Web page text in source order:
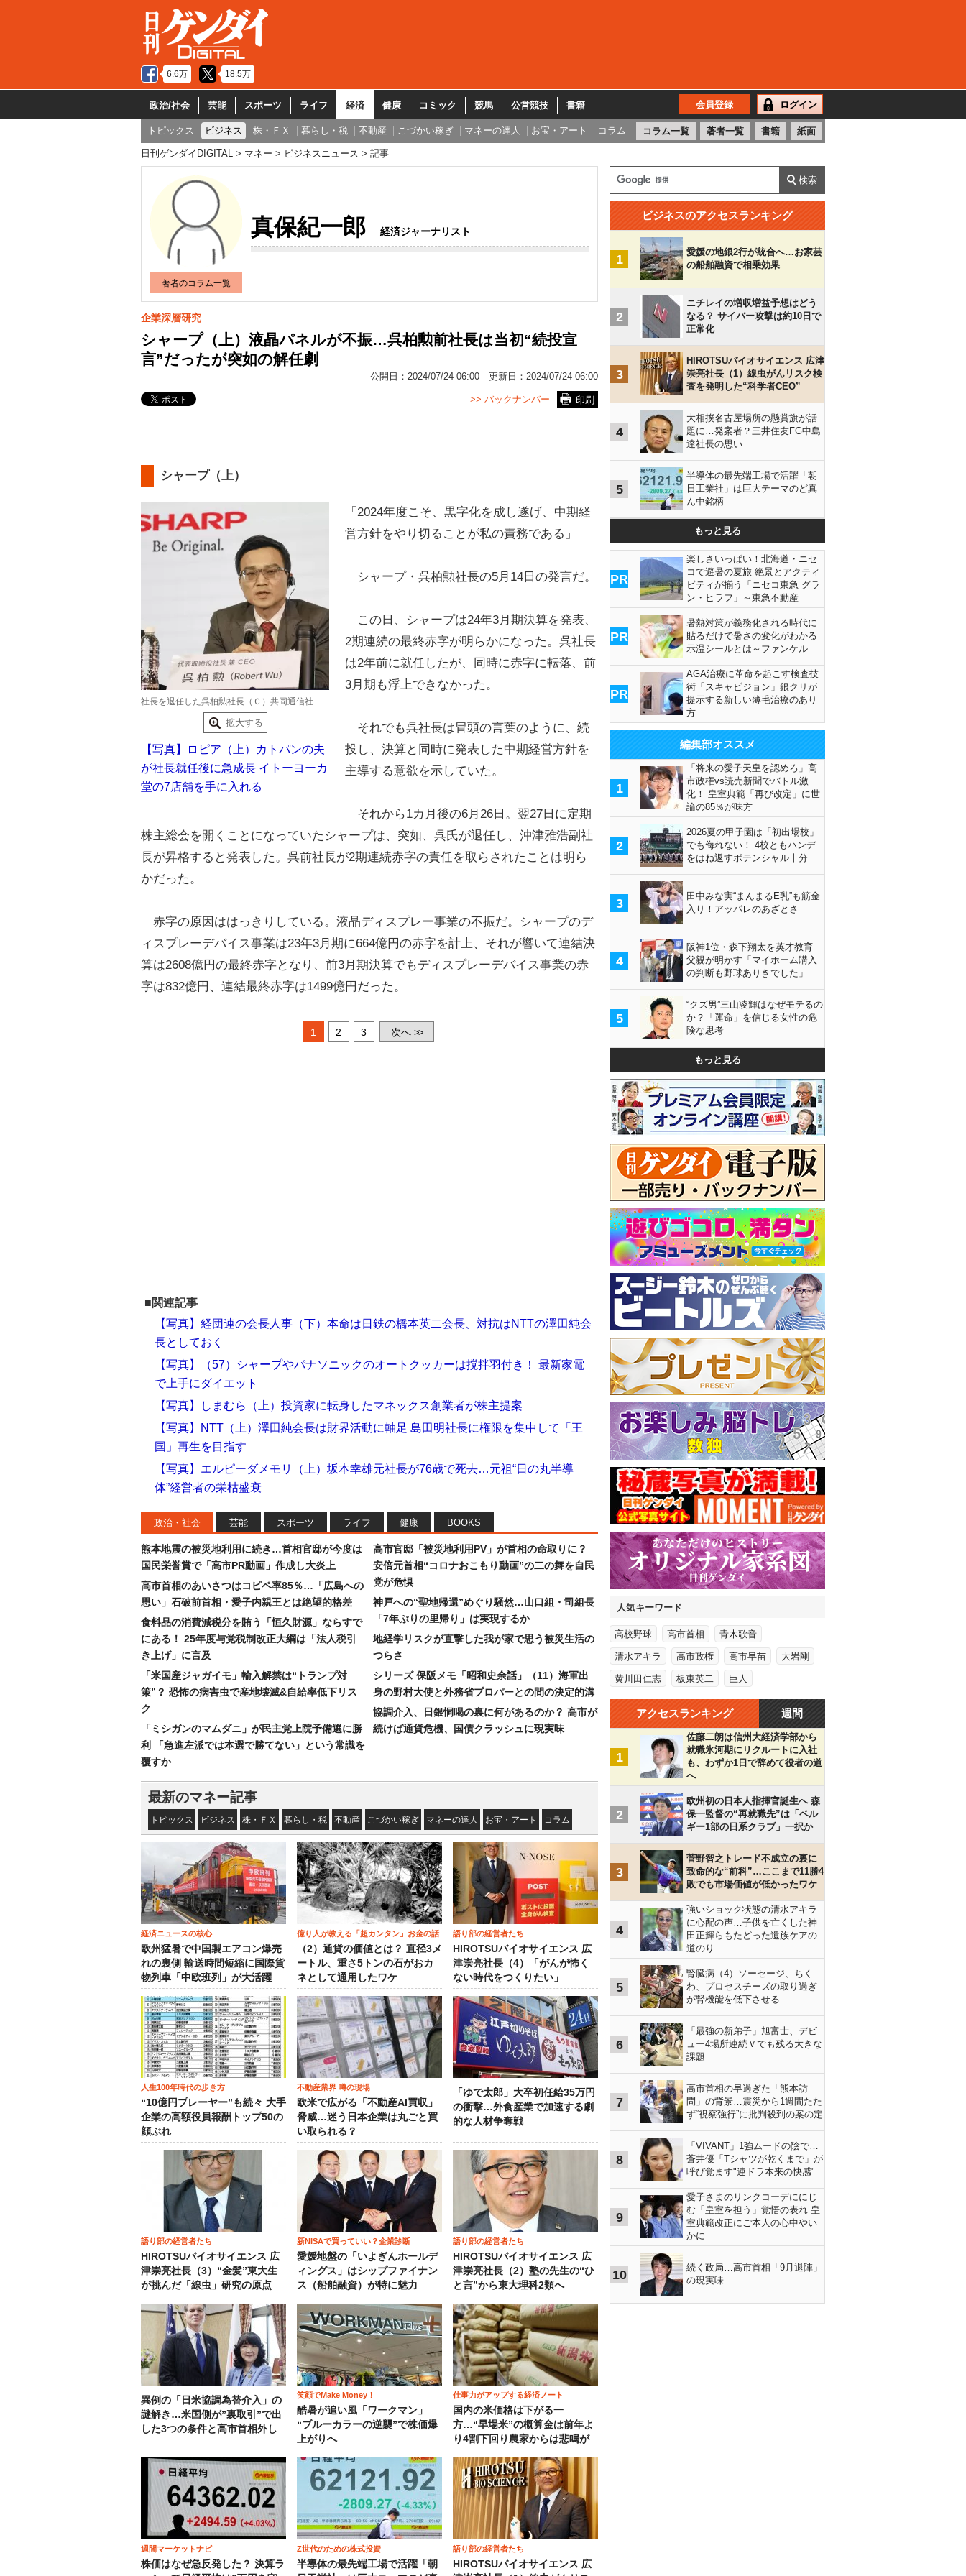
6.6万 18.5万
政治/社会 芸能 スポーツ ライフ 経済 健康 コミック 競馬 公営競技 書籍 会員登録 ログイン
トピックス ビジネス 株・ＦＸ 暮らし・税 不動産 こづかい稼ぎ マネーの達人 お宝・アート コラム コラム一覧 著者一覧 書籍 紙面
日刊ゲンダイDIGITAL マネー ビジネスニュース 記事
著者のコラム一覧
真保紀一郎 経済ジャーナリスト
企業深層研究
シャープ（上）液晶パネルが不振…呉柏勲前社長は当初“続投宣
言”だったが突如の解任劇
公開日： 2024/07/24 06:00 更新日： 2024/07/24 06:00
印刷
>> バックナンバー
シャープ（上）
社長を退任した呉柏勲社長（Ｃ）共同通信社
拡大する
【写真】ロピア（上）カトパンの夫
が社長就任後に急成長 イトーヨーカ
堂の7店舗を手に入れる
「2024年度こそ、黒字化を成し遂げ、中期経
営方針をやり切ることが私の責務である」
シャープ・呉柏勲社長の5月14日の発言だ。
この日、シャープは24年3月期決算を発表、
2期連続の最終赤字が明らかになった。呉社長
は2年前に就任したが、同時に赤字に転落、前
3月期も浮上できなかった。
それでも呉社長は冒頭の言葉のように、続
投し、決算と同時に発表した中期経営方針を
主導する意欲を示していた。
それから1カ月後の6月26日。翌27日に定期
株主総会を開くことになっていたシャープは、突如、呉氏が退任し、沖津雅浩副社
長が昇格すると発表した。呉前社長が2期連続赤字の責任を取らされたことは明ら
かだった。
赤字の原因ははっきりしている。液晶ディスプレー事業の不振だ。シャープのデ
ィスプレーデバイス事業は23年3月期に664億円の赤字を計上、それが響いて連結決
算は2608億円の最終赤字となり、前3月期決算でもディスプレーデバイス事業の赤
字は832億円、連結最終赤字は1499億円だった。
1 2 3 次へ >>
■関連記事
【写真】経団連の会長人事（下）本命は日鉄の橋本英二会長、対抗はNTTの澤田純会
長としておく
【写真】（57）シャープやパナソニックのオートクッカーは撹拌羽付き！ 最新家電
で上手にダイエット
【写真】しまむら（上）投資家に転身したマネックス創業者が株主提案
【写真】NTT（上）澤田純会長は財界活動に軸足 島田明社長に権限を集中して「王
国」再生を目指す
【写真】エルピーダメモリ（上）坂本幸雄元社長が76歳で死去…元祖“日の丸半導
体”経営者の栄枯盛衰
政治・社会 芸能 スポーツ ライフ 健康 BOOKS
熊本地震の被災地利用に続き…首相官邸が今度は
国民栄誉賞で「高市PR動画」作成し大炎上
高市首相のあいさつはコピペ率85％…「広島への
思い」石破前首相・愛子内親王とは絶望的格差
食料品の消費減税分を賄う「恒久財源」ならすで
にある！ 25年度与党税制改正大綱は「法人税引
き上げ」に言及
「米国産ジャガイモ」輸入解禁は“トランプ対
策”？ 恐怖の病害虫で産地壊滅&自給率低下リス
ク
「ミシガンのマムダニ」が民主党上院予備選に勝
利 「急進左派では本選で勝てない」という常識を
覆すか
高市官邸「被災地利用PV」が首相の命取りに？
安倍元首相“コロナおこもり動画”の二の舞を自民
党が危惧
神戸への“聖地帰還”めぐり騒然…山口組・司組長
「7年ぶりの里帰り」は実現するか
地経学リスクが直撃した我が家で思う被災生活の
つらさ
シリーズ 保阪メモ「昭和史余話」（11）海軍出
身の野村大使と外務省プロパーとの間の決定的溝
協調介入、日銀恫喝の裏に何があるのか？ 高市が
続けば通貨危機、国債クラッシュに現実味
最新のマネー記事
トピックス ビジネス 株・ＦＸ 暮らし・税 不動産 こづかい稼ぎ マネーの達人 お宝・アート コラム
経済ニュースの核心
欧州猛暑で中国製エアコン爆売
れの裏側 輸送時間短縮に国際貨
物列車「中欧班列」が大活躍
億り人が教える「超カンタン」お金の話
（2）通貨の価値とは？ 直径3メ
ートル、重さ5トンの石がおカ
ネとして通用したワケ
語り部の経営者たち
HIROTSUバイオサイエンス 広
津崇亮社長（4）「がんが怖く
ない時代をつくりたい」
人生100年時代の歩き方
“10億円プレーヤー”も続々 大手
企業の高額役員報酬トップ50の
顔ぶれ
不動産業界 噂の現場
欧米で広がる「不動産AI買収」
脅威…迷う日本企業は丸ごと買
い取られる？
「ゆで太郎」大卒初任給35万円
の衝撃…外食産業で加速する劇
的な人材争奪戦
語り部の経営者たち
HIROTSUバイオサイエンス 広
津崇亮社長（3）“金髪”東大生
が挑んだ「線虫」研究の原点
新NISAで買っていい？企業診断
愛媛地盤の「いよぎんホールデ
ィングス」はシップファイナン
ス（船舶融資）が特に魅力
語り部の経営者たち
HIROTSUバイオサイエンス 広
津崇亮社長（2）塾の先生の“ひ
と言”から東大理科2類へ
異例の「日米協調為替介入」の
謎解き…米国側が”裏取引”で出
した3つの条件と高市首相外し
笑顔でMake Money！
酷暑が追い風「ワークマン」
“ブルーカラーの逆襲”で株価爆
上がりへ
仕事力がアップする経済ノート
国内の米価格は下がる一
方…“早場米”の概算金は前年よ
り4割下回り農家からは悲鳴が
週間マーケットナビ
株価はなぜ急反発した？ 決算ラ
Z世代のための株式投資
半導体の最先端工場で活躍「朝
語り部の経営者たち
HIROTSUバイオサイエンス 広
ビジネスのアクセスランキング
1
愛媛の地銀2行が統合へ…お家芸
の船舶融資で相乗効果
2
ニチレイの増収増益予想はどう
なる？ サイバー攻撃は約10日で
正常化
3
HIROTSUバイオサイエンス 広津
崇亮社長（1）線虫がんリスク検
査を発明した“科学者CEO”
4
大相撲名古屋場所の懸賞旗が話
題に…発案者？三井住友FG中島
達社長の思い
5
半導体の最先端工場で活躍「朝
日工業社」は巨大テーマのど真
ん中銘柄
もっと見る
PR
楽しさいっぱい！北海道・ニセ
コで避暑の夏旅 絶景とアクティ
ビティが揃う「ニセコ東急 グラ
ン・ヒラフ」～東急不動産
PR
暑熱対策が義務化される時代に
貼るだけで暑さの変化がわかる
示温シールとは～ファンケル
PR
AGA治療に革命を起こす検査技
術「スキャビジョン」銀クリが
提示する新しい薄毛治療のあり
方
編集部オススメ
1
「将来の愛子天皇を認めろ」高
市政権vs読売新聞でバトル激
化！ 皇室典範「再び改定」に世
論の85％が味方
2
2026夏の甲子園は「初出場校」
でも侮れない！ 4校ともハンデ
をはね返すポテンシャル十分
3
田中みな実“まんまるE乳”も筋金
入り！アッパレのあざとさ
4
阪神1位・森下翔太を英才教育
父親が明かす「マイホーム購入
の判断も野球ありきでした」
5
“クズ男”三山凌輝はなぜモテるの
か？「運命」を信じる女性の危
険な思考
もっと見る
人気キーワード
高校野球 高市首相 青木歌音
清水アキラ 高市政権 高市早苗 大岩剛
黄川田仁志 板東英二 巨人
アクセスランキング 週間
1
佐藤二朗は信州大経済学部から
就職氷河期にリクルートに入社
も、わずか1日で辞めて役者の道
へ
2
欧州初の日本人指揮官誕生へ 森
保一監督の“再就職先”は「ベル
ギー1部の日系クラブ」一択か
3
菅野智之トレード不成立の裏に
致命的な“前科”…ここまで11勝4
敗でも市場価値が低かったワケ
4
強いショック状態の清水アキラ
に心配の声…子供を亡くした神
田正輝らもたどった遺族ケアの
道のり
5
腎臓病（4）ソーセージ、ちく
わ、プロセスチーズの取り過ぎ
が腎機能を低下させる
6
「最強の新弟子」旭富士、デビ
ュー4場所連続Ｖでも残る大きな
課題
7
高市首相の早過ぎた「熊本訪
問」の背景…震災から1週間たた
ず“視察強行”に批判殺到の案の定
8
「VIVANT」1強ムードの陰で…
蒼井優「Tシャツが乾くまで」が
呼び覚ます"連ドラ本来の快感"
9
愛子さまのリンクコーデににじ
む「皇室を担う」覚悟の表れ 皇
室典範改正にご本人の心中やい
かに
10
続く政局…高市首相「9月退陣」
の現実味